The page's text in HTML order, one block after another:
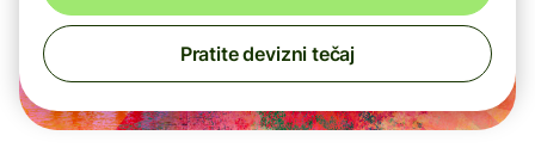
Pratite devizni tečaj